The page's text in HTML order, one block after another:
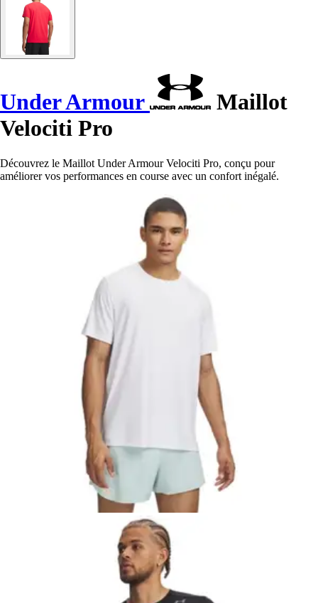
Under Armour
Maillot
Velociti Pro
Découvrez le Maillot Under Armour Velociti Pro, conçu pour
améliorer vos performances en course avec un confort inégalé.